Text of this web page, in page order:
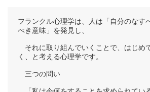
フランクル心理学は、人は「自分のなす
べき意味」を発見し、
それに取り組んでいくことで、はじめ
く、と考える心理学です。
三つの問い